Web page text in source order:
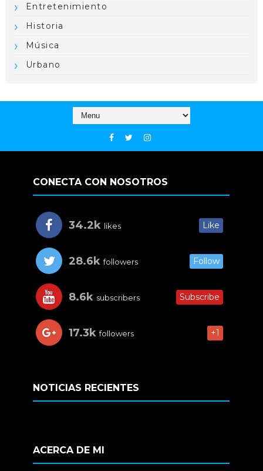
Entretenimiento
Historia
Música
Urbano
CONECTA CON NOSOTROS
34.2k likes Like
28.6k followers Follow
8.6k subscribers Subscribe
17.3k followers +1
NOTICIAS RECIENTES
ACERCA DE MI